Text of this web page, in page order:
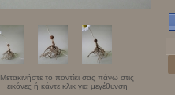
Μετακινήστε το ποντίκι σας πάνω στις
εικόνες ή κάντε κλικ για μεγέθυνση